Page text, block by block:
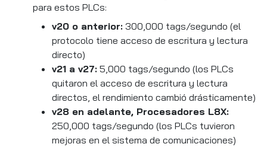
para estos PLCs:
v20 o anterior: 300,000 tags/segundo (el
protocolo tiene acceso de escritura y lectura
directo)
v21 a v27: 5,000 tags/segundo (los PLCs
quitaron el acceso de escritura y lectura
directos, el rendimiento cambió drásticamente)
v28 en adelante, Procesadores L8X:
250,000 tags/segundo (los PLCs tuvieron
mejoras en el sistema de comunicaciones)